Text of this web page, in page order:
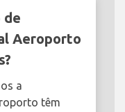
de
Aeroporto
a
têm